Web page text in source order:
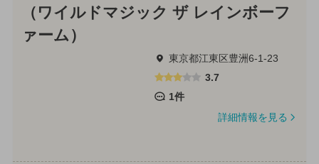
（ワイルドマジック ザ レインボーフ
ァーム）
東京都江東区豊洲6-1-23
3.7
1件
詳細情報を見る